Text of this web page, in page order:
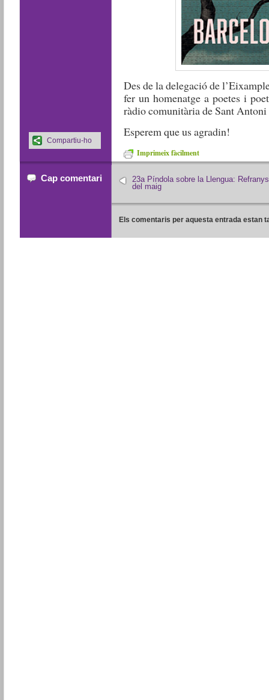
Des de la delegació de
fer un homenatge a poetes i
ràdio comunitària de Sant
Esperem que us agradin!
Imprimeix fàcilment
Compartiu-ho
Cap comentari
23a Píndola sobre la Llengua: Refranys
del maig
Els comentaris per aquesta entrada estan